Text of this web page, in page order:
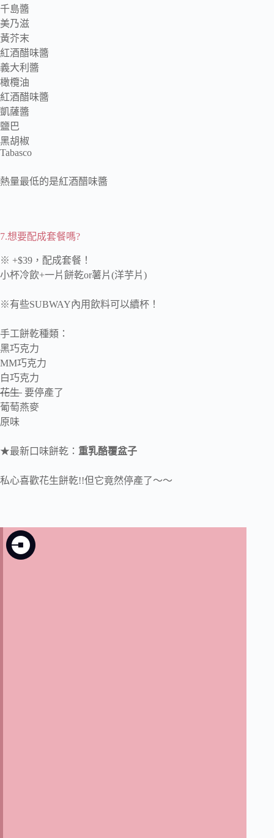
千島醬
美乃滋
黃芥末
紅酒醋味醬
義大利醬
橄欖油
紅酒醋味醬
凱薩醬
鹽巴
黑胡椒
Tabasco
熱量最低的是紅酒醋味醬
7.想要配成套餐嗎?
※ +$39，配成套餐！
小杯冷飲+一片餅乾or薯片(洋芋片)
※有些SUBWAY內用飲料可以續杯！
手工餅乾種類：
黑巧克力
MM巧克力
白巧克力
花生 要停產了
葡萄燕麥
原味
★最新口味餅乾： 重乳酪覆盆子
私心喜歡花生餅乾!!但它竟然停產了～～